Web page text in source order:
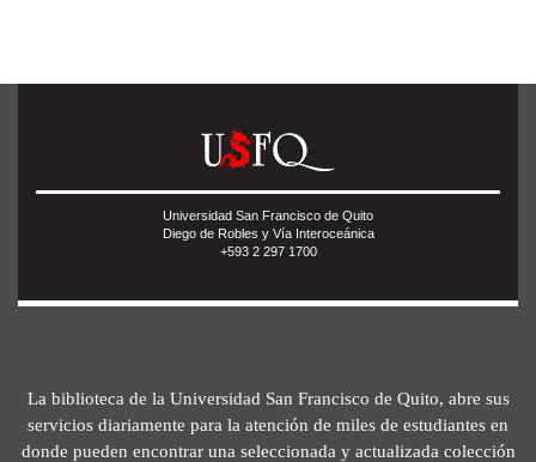
Universidad San Francisco de Quito
Diego de Robles y Vía Interoceánica
+593 2 297 1700
La biblioteca de la Universidad San Francisco de Quito, abre sus
servicios diariamente para la atención de miles de estudiantes en
donde pueden encontrar una seleccionada y actualizada colección